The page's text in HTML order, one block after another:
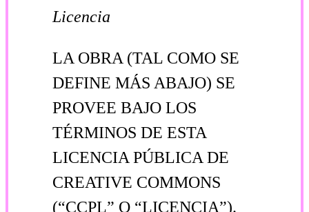
Licencia
LA OBRA (TAL COMO SE
DEFINE MÁS ABAJO) SE
PROVEE BAJO LOS
TÉRMINOS DE ESTA
LICENCIA PÚBLICA DE
CREATIVE COMMONS
(“CCPL” O “LICENCIA”).